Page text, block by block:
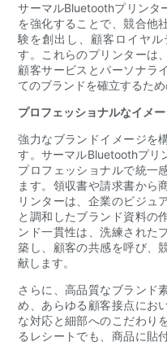
サーマルBluetoothプリンタ
を強化することで、競合他
験を創出し、顧客ロイヤ
す。これらのプリンターは
顧客サービスとパーソナラ
てのブランドを確立するた
プロフェッショナルなイメ
強力なブランドイメージを
す。サーマルBluetoothプリ
プロフェッショナルで統一
ます。領収書や請求書から
リンターは、企業のビジュ
と調和したブランド資料の
ンド一貫性は、洗練された
築し、顧客の共感を呼び、
献します。
さらに、高品質なブランド
め、あらゆる顧客接点にお
な対応と細部へのこだわり
るレシートでも、商品に貼